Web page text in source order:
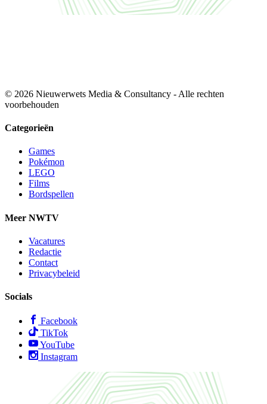
© 2026 Nieuwerwets Media & Consultancy - Alle rechten
voorbehouden
Categorieën
Games
Pokémon
LEGO
Films
Bordspellen
Meer NWTV
Vacatures
Redactie
Contact
Privacybeleid
Socials
Facebook
TikTok
YouTube
Instagram